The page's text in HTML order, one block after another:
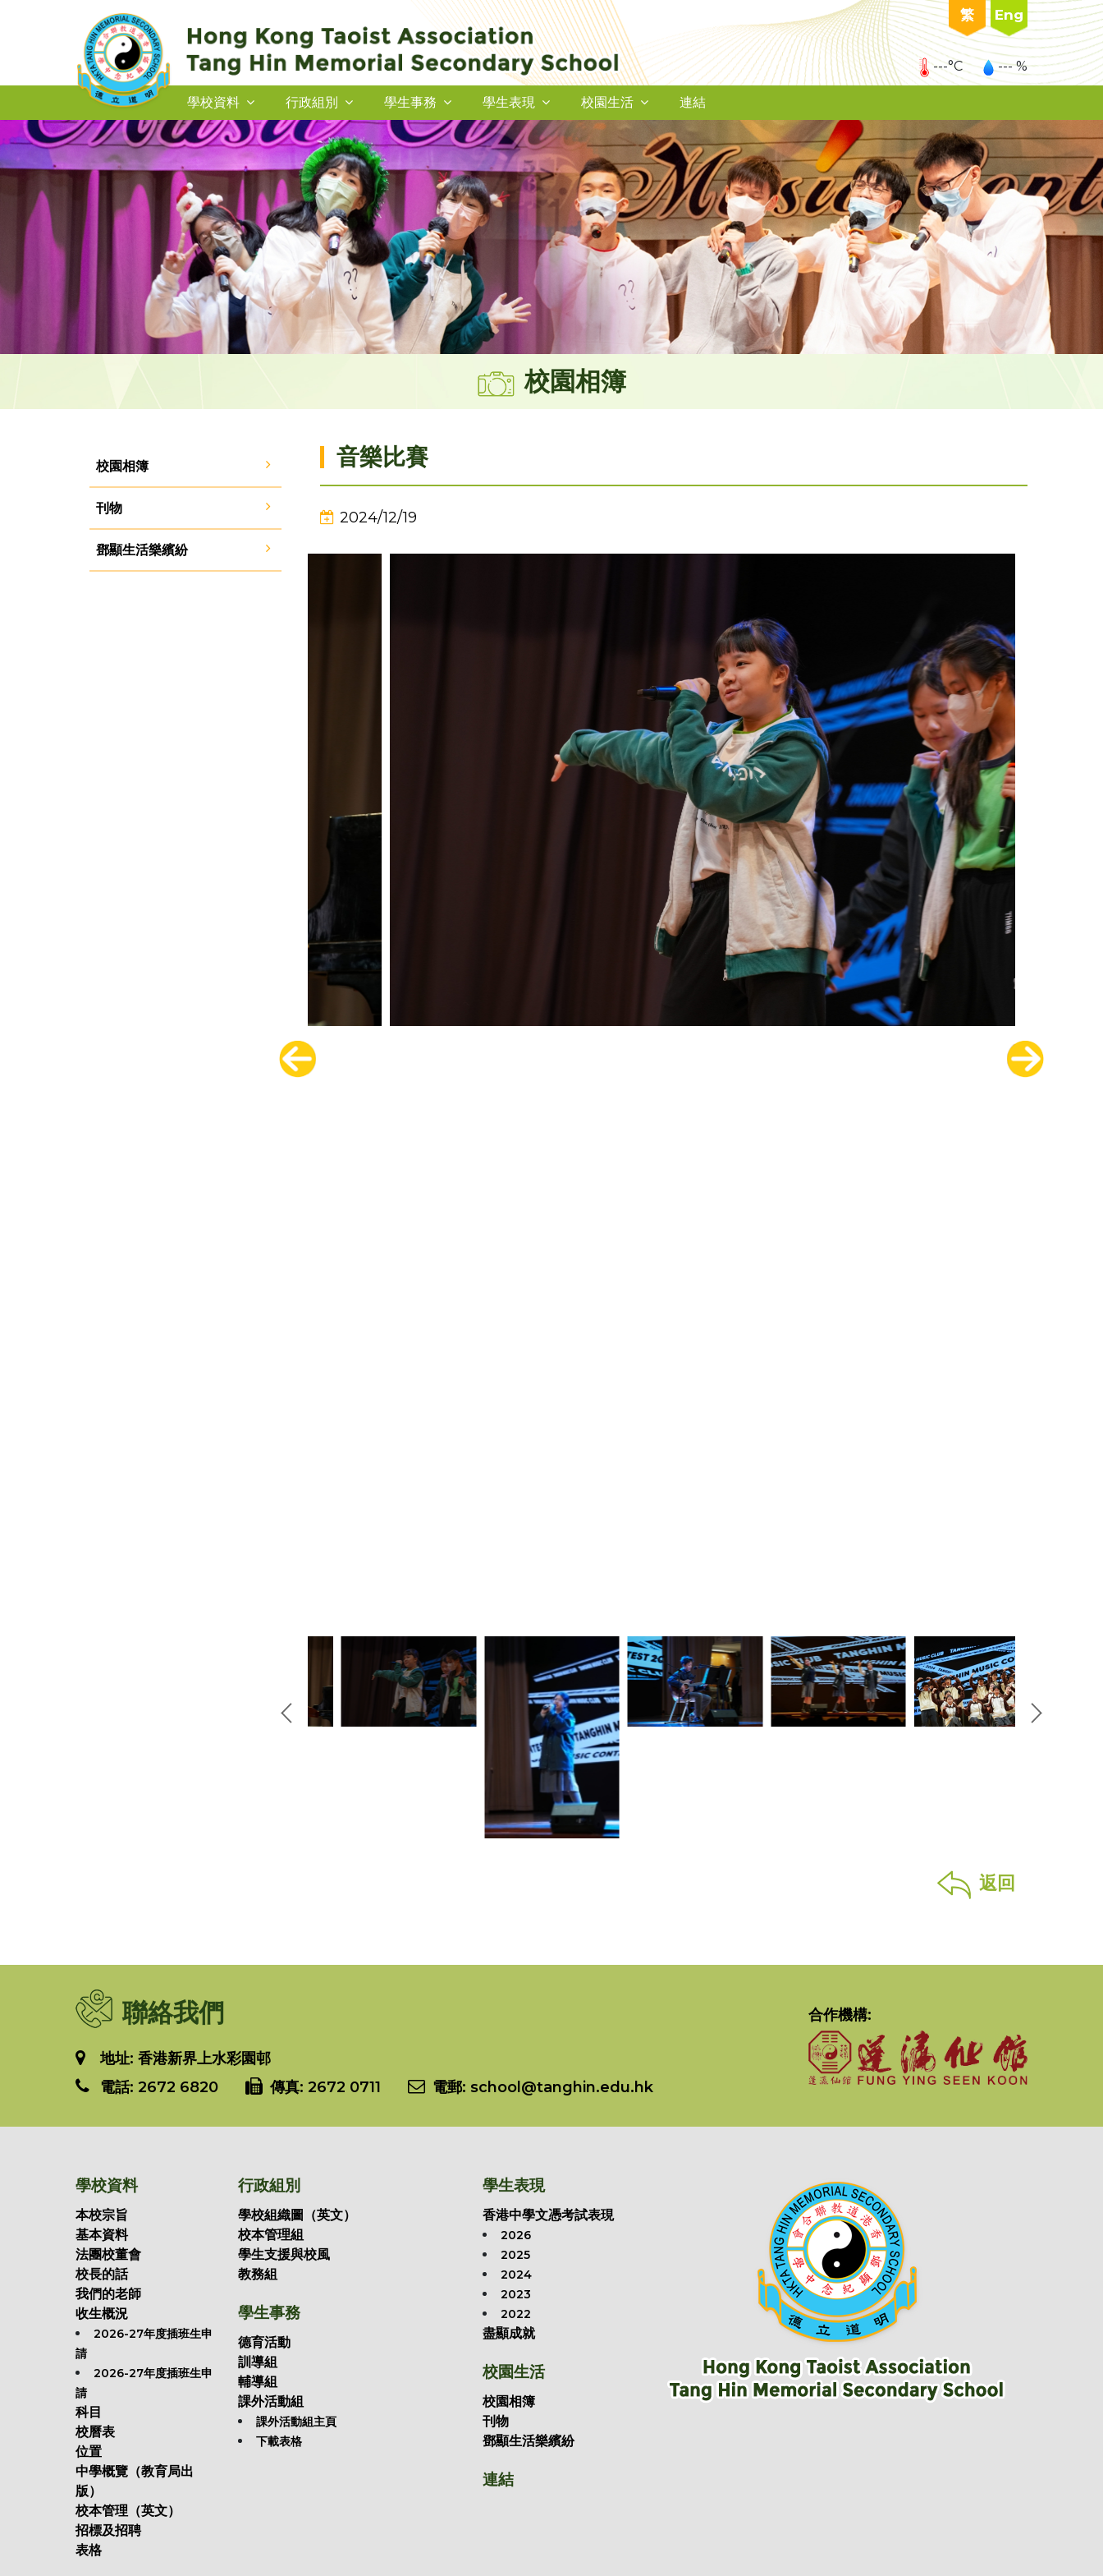
繁 Eng
---°C --- %
學校資料 行政組別 學生事務 學生表現 校園生活 連結
校園相簿
校園相簿
刊物
鄧顯生活樂繽紛
音樂比賽
2024/12/19
返回
聯絡我們
地址: 香港新界上水彩園邨
電話: 2672 6820 傳真: 2672 0711 電郵: school@tanghin.edu.hk
合作機構:
學校資料
本校宗旨
基本資料
法團校董會
校長的話
我們的老師
收生概況
2026-27年度插班生申
請
2026-27年度插班生申
請
科目
校曆表
位置
中學概覽（教育局出
版）
校本管理（英文）
招標及招聘
表格
行政組別
學校組織圖（英文）
校本管理組
學生支援與校風
教務組
學生事務
德育活動
訓導組
輔導組
課外活動組
課外活動組主頁
下載表格
學生表現
香港中學文憑考試表現
2026
2025
2024
2023
2022
盡顯成就
校園生活
校園相簿
刊物
鄧顯生活樂繽紛
連結